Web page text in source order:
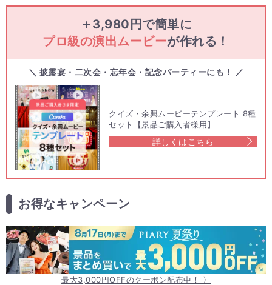
＋3,980円で簡単に
プロ級の演出ムービーが作れる！
＼ 披露宴・二次会・忘年会・記念パーティーにも！ ／
クイズ・余興ムービーテンプレート 8種
セット【景品ご購入者様用】
詳しくはこちら
お得なキャンペーン
最大3,000円OFFのクーポン配布中！ 〉